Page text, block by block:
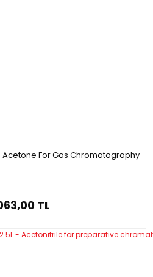
Acetone For Gas Chromatography
TL